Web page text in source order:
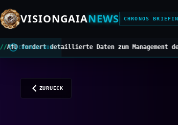
VISIONGAIANEWS CHRONOS
CHRONOS BUS
Daten zum Management der Asiatischen
ZURUECK